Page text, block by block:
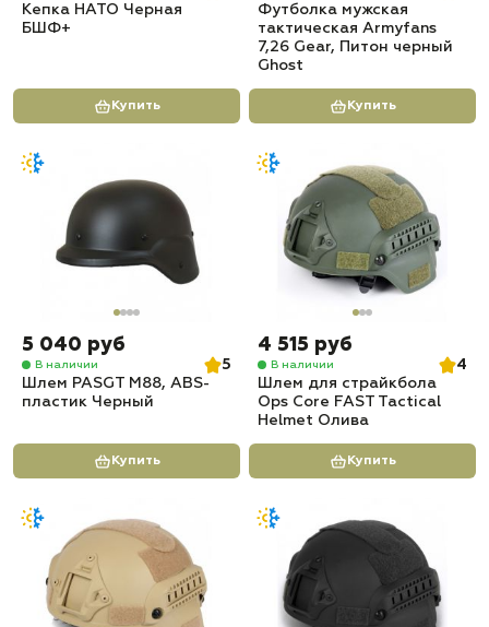
Кепка НАТО Черная
БШФ+
Купить
Футболка мужская
тактическая Armyfans
7,26 Gear, Питон черный
Ghost
Купить
5 040 руб
В наличии
5
Шлем PASGT M88, ABS-
пластик Черный
Купить
4 515 руб
В наличии
4
Шлем для страйкбола
Ops Core FAST Tactical
Helmet Олива
Купить